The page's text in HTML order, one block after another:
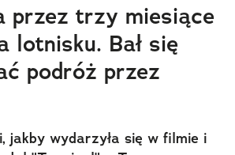
przez trzy miesiące
lotnisku. Bał się
podróż przez
jakby wydarzyła się w filmie i